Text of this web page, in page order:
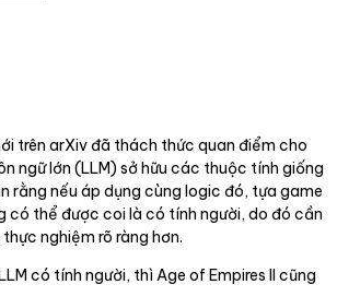
trên arXiv đã thách thức quan điểm cho
ngữ lớn (LLM) sở hữu các thuộc tính giống
rằng nếu áp dụng cùng logic đó, tựa game
có thể được coi là có tính người, do đó cần
nghiệm rõ ràng hơn.
có tính người, thì Age of Empires II cũng